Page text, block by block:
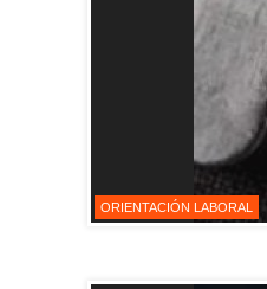
ORIENTACIÓN LABORAL